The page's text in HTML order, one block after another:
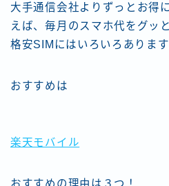
大手通信会社よりずっとお得
えば、毎月のスマホ代をグッ
格安SIMにはいろいろあります
おすすめは
楽天モバイル
おすすめの理由は３つ！